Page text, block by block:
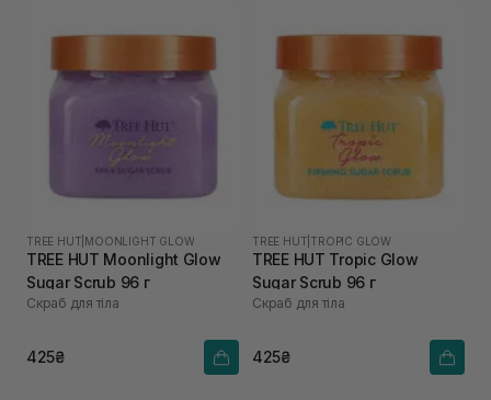
TREE HUT MOONLIGHT GLOW
TREE HUT Moonlight Glow
Sugar Scrub 96 г
Скраб для тіла
425₴
TREE HUT TROPIC GLOW
TREE HUT Tropic Glow
Sugar Scrub 96 г
Скраб для тіла
425₴